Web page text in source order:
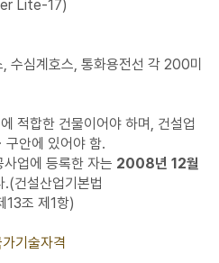
Lite-17)
심계호스, 통화용전선 각 200미
적합한 건물이어야 하며, 건설업
구안에 있어야 함.
업에 등록한 자는 2008년 12월
.(건설산업기본법
조 제1항)
기술자격